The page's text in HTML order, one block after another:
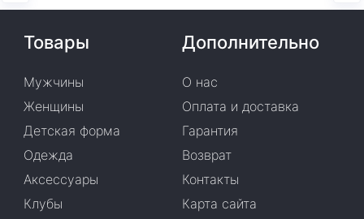
Товары
Мужчины
Женщины
Детская форма
Одежда
Аксессуары
Клубы
Дополнительно
О нас
Оплата и доставка
Гарантия
Возврат
Контакты
Карта сайта